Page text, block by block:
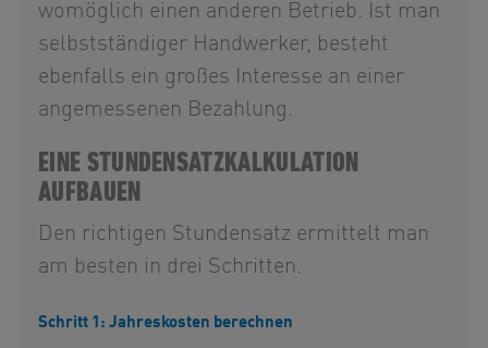
womöglich einen anderen Betrieb. Ist man
selbstständiger Handwerker, besteht
ebenfalls ein großes Interesse an einer
angemessenen Bezahlung.
EINE STUNDENSATZKALKULATION
AUFBAUEN
Den richtigen Stundensatz ermittelt man
am besten in drei Schritten.
Schritt 1: Jahreskosten berechnen